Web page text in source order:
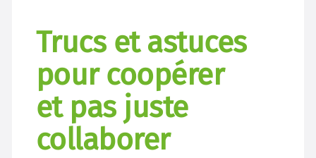
Trucs et astuces
pour coopérer
et pas juste
collaborer